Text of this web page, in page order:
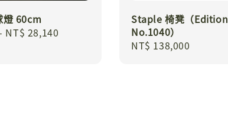
燈 60cm
NT$ 28,140
Staple 椅凳（Edition
No.1040）
Regular
NT$ 138,000